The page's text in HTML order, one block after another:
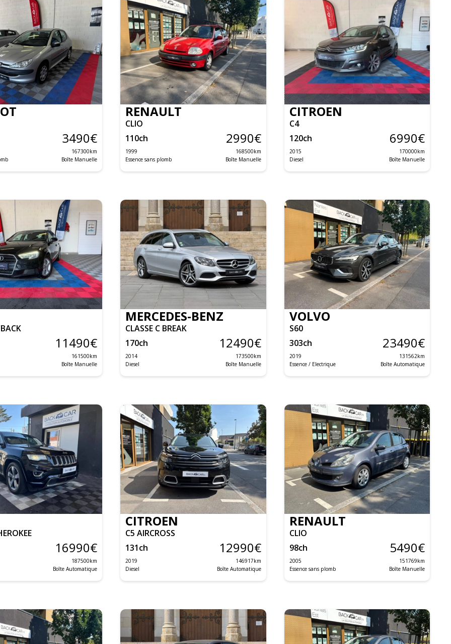
3490€
167300km
Boîte Manuelle
RENAULT
CLIO
110ch 2990€
1999 168500km
Essence sans plomb
Boîte Manuelle
CITROEN
C4
120ch 6990€
2015 170000km
Diesel
Boîte Manuelle
11490€
161500km
Boîte Manuelle
MERCEDES-BENZ
CLASSE C BREAK
170ch 12490€
2014 173500km
Diesel
Boîte Manuelle
VOLVO
S60
303ch 23490€
2019 131562km
Essence / Electrique
Boîte Automatique
16990€
187500km
Boîte Automatique
CITROEN
C5 AIRCROSS
131ch 12990€
2019 146917km
Diesel
Boîte Automatique
RENAULT
CLIO
98ch 5490€
2005 151769km
Essence sans plomb
Boîte Manuelle